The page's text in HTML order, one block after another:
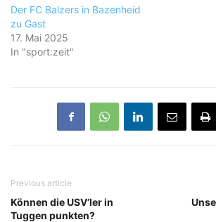
Der FC Balzers in Bazenheid
zu Gast
17. Mai 2025
In "sport:zeit"
Previous article
Können die USV’ler in
Tuggen punkten?